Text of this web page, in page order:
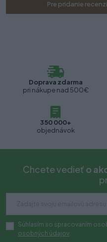
Pre pridanie
Doprava zdarma
pri nákupe nad 500€
350 000+
objednávok
Chcete vedieť o
Súhlasím so spracovaním
osobných údajov.